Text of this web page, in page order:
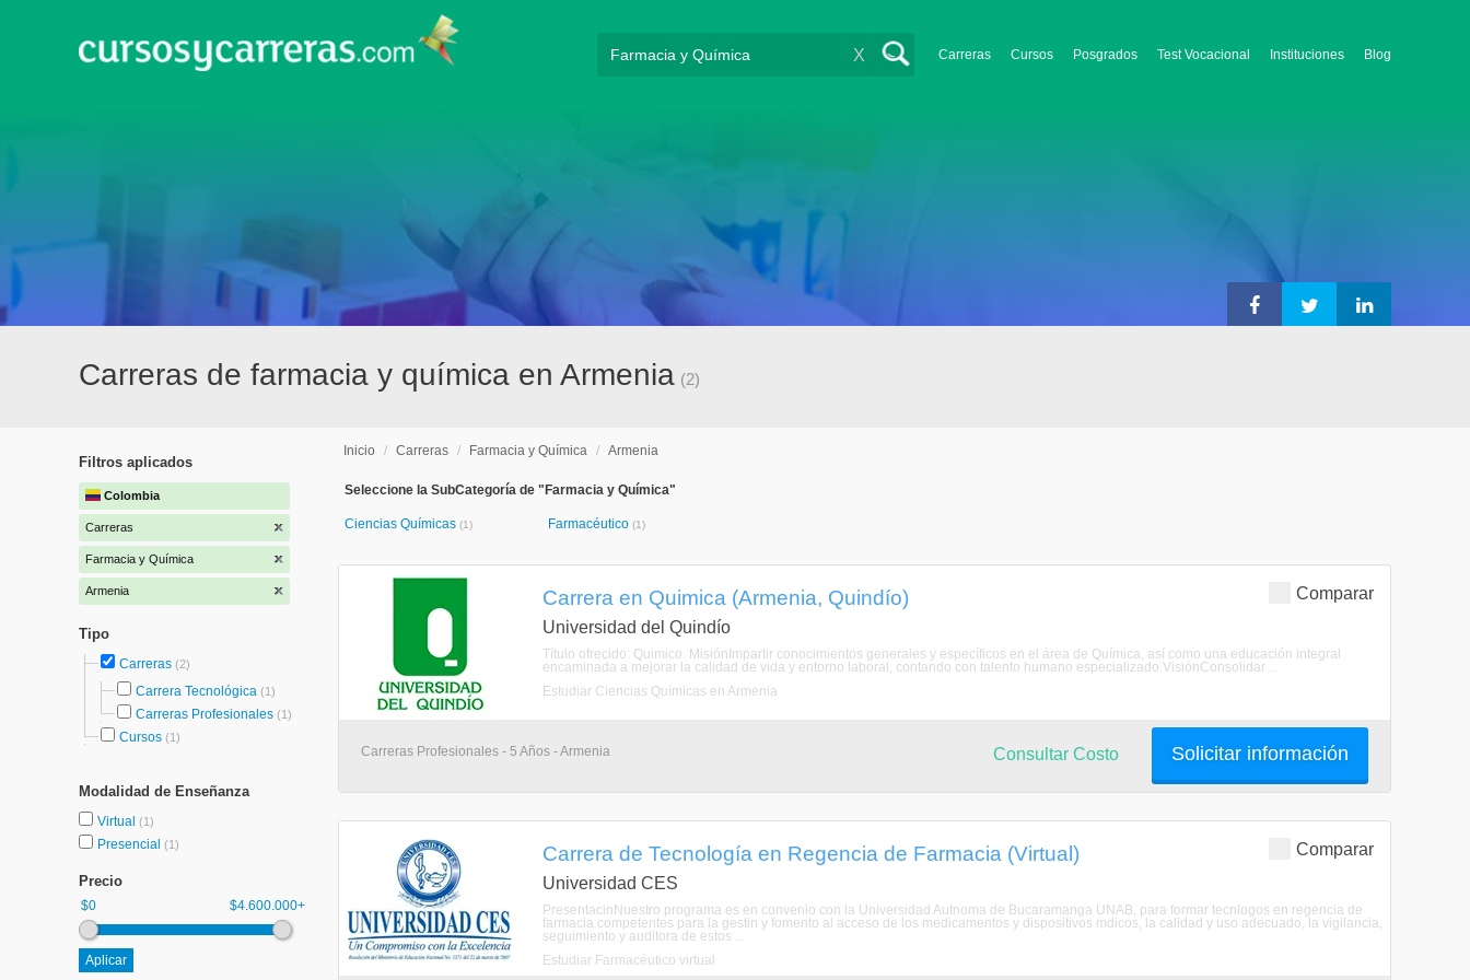
Carreras Cursos Posgrados Test Vocacional Instituciones Blog
X
Carreras de farmacia y química en Armenia (2)
Filtros aplicados
Colombia
Carreras
Farmacia y Química
Armenia
Tipo
Carreras (2)
Carrera Tecnológica (1)
Carreras Profesionales (1)
Cursos (1)
Modalidad de Enseñanza
Virtual (1)
Presencial (1)
Precio
$0 $4.600.000+
Inicio / Carreras / Farmacia y Química / Armenia
Seleccione la SubCategoría de "Farmacia y Química"
Ciencias Químicas (1) Farmacéutico (1)
Comparar
Carrera en Quimica (Armenia, Quindío)
Universidad del Quindío
Título ofrecido: Quimico. MisiónImpartir conocimientos generales y específicos en el área de Química, así como una educación integral
encaminada a mejorar la calidad de vida y entorno laboral, contando con talento humano especializado.VisiónConsolidar ...
Estudiar Ciencias Químicas en Armenia
Carreras Profesionales - 5 Años - Armenia Solicitar información
Consultar Costo
Comparar
Carrera de Tecnología en Regencia de Farmacia (Virtual)
Universidad CES
PresentacinNuestro programa es en convenio con la Universidad Autnoma de Bucaramanga UNAB, para formar tecnlogos en regencia de
farmacia competentes para la gestin y fomento al acceso de los medicamentos y dispositivos mdicos, la calidad y uso adecuado, la vigilancia,
seguimiento y auditora de estos ...
Estudiar Farmacéutico virtual